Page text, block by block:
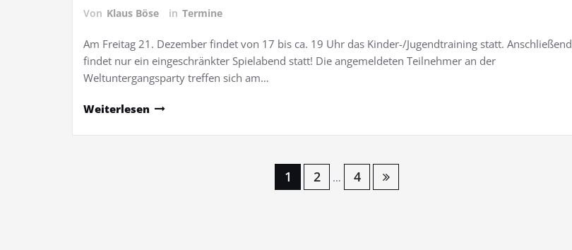
Von Klaus Böse in Termine
Am Freitag 21. Dezember findet von 17 bis ca. 19 Uhr das Kinder-/Jugendtraining statt. Anschließend
findet nur ein eingeschränkter Spielabend statt! Die angemeldeten Teilnehmer an der
Weltuntergangsparty treffen sich am…
Weiterlesen
Seitennummerierung
1 2 … 4